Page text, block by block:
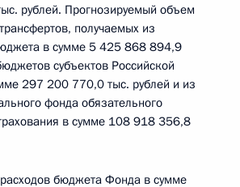
рублей. Прогнозируемый объем
получаемых из
в сумме 5 425 868 894,9
субъектов Российской
297 200 770,0 тыс. рублей и из
фонда обязательного
в сумме 108 918 356,8
бюджета Фонда в сумме